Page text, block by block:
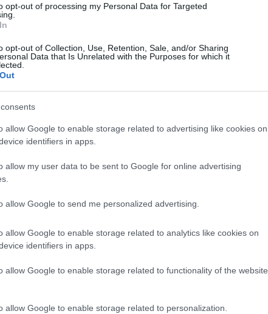
opt-out of processing my Personal Data for Targeted
opt-out of Collection, Use, Retention, Sale, and/or Sharing
Data that Is Unrelated with the Purposes for which it
allow Google to enable storage related to advertising like cookies on
identifiers in apps.
allow my user data to be sent to Google for online advertising
allow Google to send me personalized advertising.
allow Google to enable storage related to analytics like cookies on
identifiers in apps.
allow Google to enable storage related to functionality of the website
allow Google to enable storage related to personalization.
napokon
egy kiegészítő, ha jól
összeállítást könnyen új